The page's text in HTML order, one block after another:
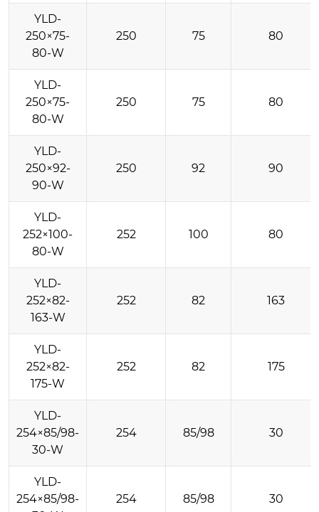
YLD-
250×75-
80-W
250 75 80
YLD-
250×75-
80-W
250 75 80
YLD-
250×92-
90-W
250 92 90
YLD-
252×100-
80-W
252 100 80
YLD-
252×82-
163-W
252 82 163
YLD-
252×82-
175-W
252 82 175
YLD-
254×85/98-
30-W
254 85/98 30
YLD-
254×85/98-
254 85/98 30